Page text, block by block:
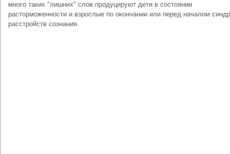
много таких "лишних" слов продуцируют дети в состоянии
расторможенности и взрослые по окончании или перед началом
расстройств сознания.